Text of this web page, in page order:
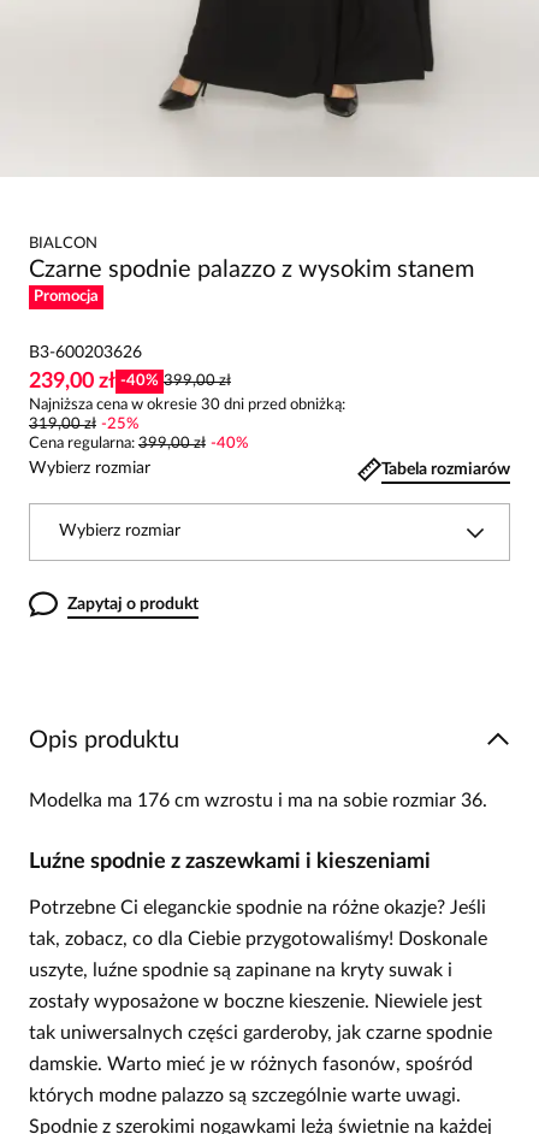
BIALCON
Czarne spodnie palazzo z wysokim stanem
Promocja
B3-600203626
239,00 zł -40% 399,00 zł
Najniższa cena w okresie 30 dni przed obniżką:
319,00 zł -25%
Cena regularna: 399,00 zł -40%
Wybierz rozmiar Tabela rozmiarów
Wybierz rozmiar
Zapytaj o produkt
Opis produktu
Modelka ma 176 cm wzrostu i ma na sobie rozmiar 36.
Luźne spodnie z zaszewkami i kieszeniami
Potrzebne Ci eleganckie spodnie na różne okazje? Jeśli
tak, zobacz, co dla Ciebie przygotowaliśmy! Doskonale
uszyte, luźne spodnie są zapinane na kryty suwak i
zostały wyposażone w boczne kieszenie. Niewiele jest
tak uniwersalnych części garderoby, jak czarne spodnie
damskie. Warto mieć je w różnych fasonów, spośród
których modne palazzo są szczególnie warte uwagi.
Spodnie z szerokimi nogawkami leżą świetnie na każdej